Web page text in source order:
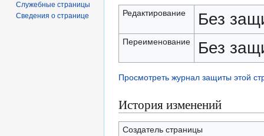
Редактирование Без
Переименование Без
Просмотреть журнал защиты этой
История изменений
Создатель страницы
Служебные страницы
Сведения о странице